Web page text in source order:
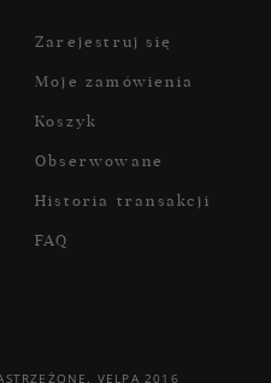
Zarejestruj się
Moje zamówienia
Koszyk
Obserwowane
Historia transakcji
FAQ
VELPA 2016